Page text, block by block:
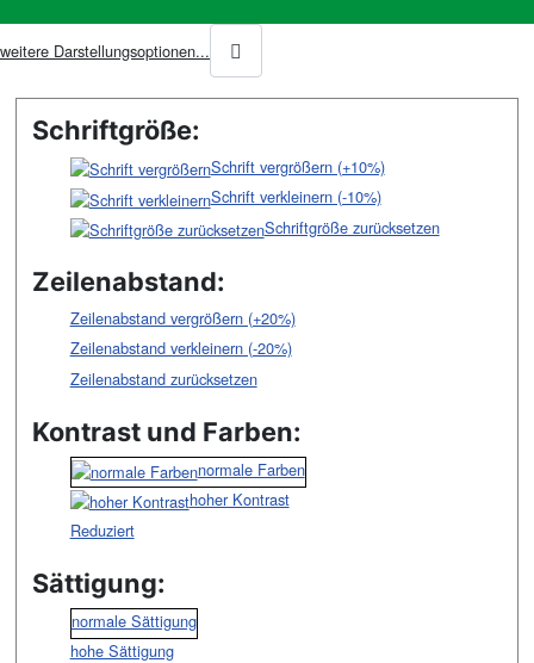
weitere Darstellungsoptionen...
Schriftgröße:
Schrift vergrößern (+10%)
Schrift verkleinern (-10%)
Schriftgröße zurücksetzen
Zeilenabstand:
Zeilenabstand vergrößern (+20%)
Zeilenabstand verkleinern (-20%)
Zeilenabstand zurücksetzen
Kontrast und Farben:
normale Farben
hoher Kontrast
Reduziert
Sättigung:
normale Sättigung
hohe Sättigung